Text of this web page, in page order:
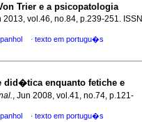
Trier e a psicopatologia
2013, vol.46, no.84, p.239-251. ISSN
· texto em portugu�s
did�tica enquanto fetiche e
, Jun 2008, vol.41, no.74, p.121-
· texto em portugu�s